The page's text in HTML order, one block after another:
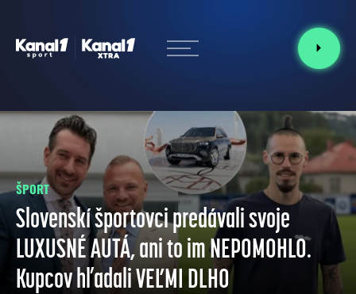
ŠPORT
Slovenskí športovci predávali svoje
LUXUSNÉ AUTÁ, ani to im NEPOMOHLO.
Kupcov hľadali VEĽMI DLHO